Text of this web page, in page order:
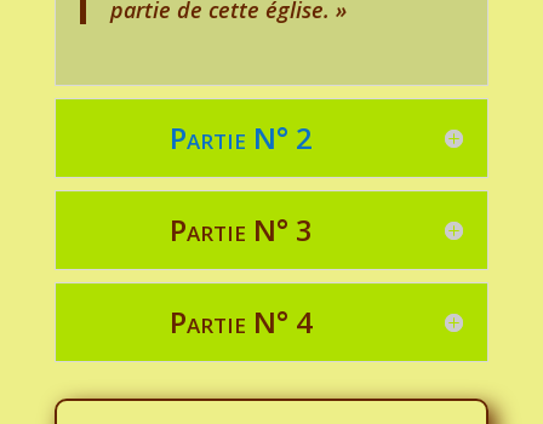
partie de cette église. »
Partie N° 2
Partie N° 3
Partie N° 4